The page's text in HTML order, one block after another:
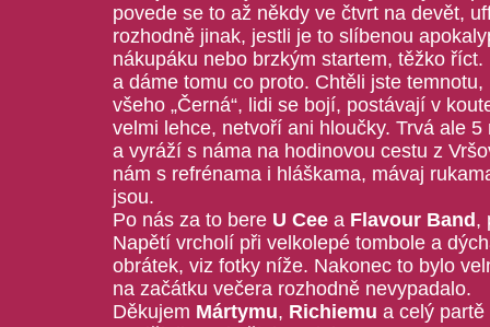
povede se to až někdy ve čtvrt na devět,
rozhodně jinak, jestli je to slíbenou
nákupáku nebo brzkým startem, těžko
a dáme tomu co proto. Chtěli jste
všeho „Černá“, lidi se bojí, postávají v
velmi lehce, netvoří ani hloučky. Trvá ale
a vyráží s náma na hodinovou cestu z
nám s refrénama i hláškama, mávaj
jsou.
Po nás za to bere U Ceea Flavour Band ,
Napětí vrcholí při velkolepé tombole a
obrátek, viz fotky níže. Nakonec to bylo
na začátku večera rozhodně nevypadalo.
Děkujem Mártymu, Richiemu a celý partě